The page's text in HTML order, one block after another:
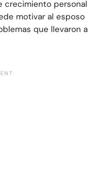
crecimiento personal
motivar al esposo
que llevaron a